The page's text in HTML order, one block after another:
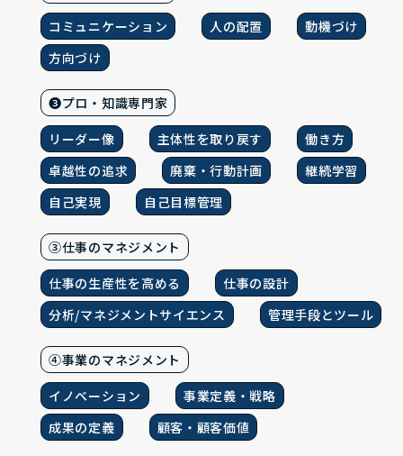
コミュニケーション
人の配置
動機づけ
方向づけ
❸プロ・知識専門家
リーダー像
主体性を取り戻す
働き方
卓越性の追求
廃棄・行動計画
継続学習
自己実現
自己目標管理
③仕事のマネジメント
仕事の生産性を高める
仕事の設計
分析/マネジメントサイエンス
管理手段とツール
④事業のマネジメント
イノベーション
事業定義・戦略
成果の定義
顧客・顧客価値